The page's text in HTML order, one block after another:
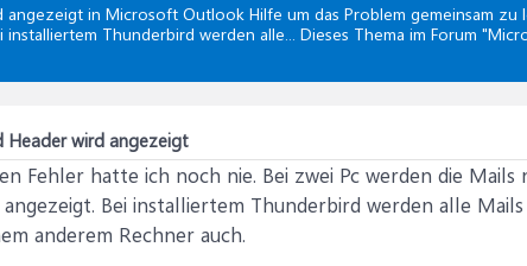
angezeigt in Microsoft Outlook Hilfe um das Problem gemeinsam
Thunderbird werden alle... Dieses Thema im Forum "
Header wird angezeigt
Fehler hatte ich noch nie. Bei zwei Pc werden die
Bei installiertem Thunderbird werden alle
anderem Rechner auch.